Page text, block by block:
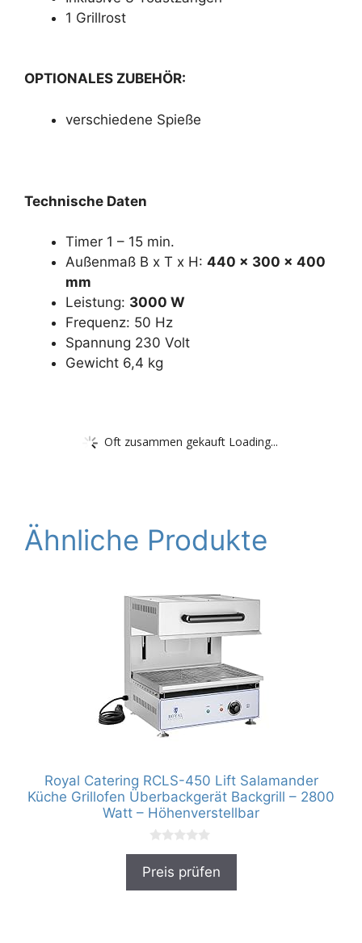
1 Grillrost
OPTIONALES ZUBEHÖR:
verschiedene Spieße
Technische Daten
Timer 1 – 15 min.
Außenmaß B x T x H: 440 x 300 x 400
mm
Leistung: 3000 W
Frequenz: 50 Hz
Spannung 230 Volt
Gewicht 6,4 kg
Oft zusammen gekauft Loading...
Ähnliche Produkte
Royal Catering RCLS-450 Lift Salamander
Küche Grillofen Überbackgerät Backgrill – 2800
Watt – Höhenverstellbar
0
o
Preis prüfen